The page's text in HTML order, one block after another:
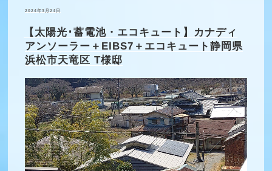
投
2024年3月24日
【太陽光･蓄電池・エコキュート】カナディ
アンソーラー＋EIBS7＋エコキュート静岡県
浜松市天竜区 T様邸